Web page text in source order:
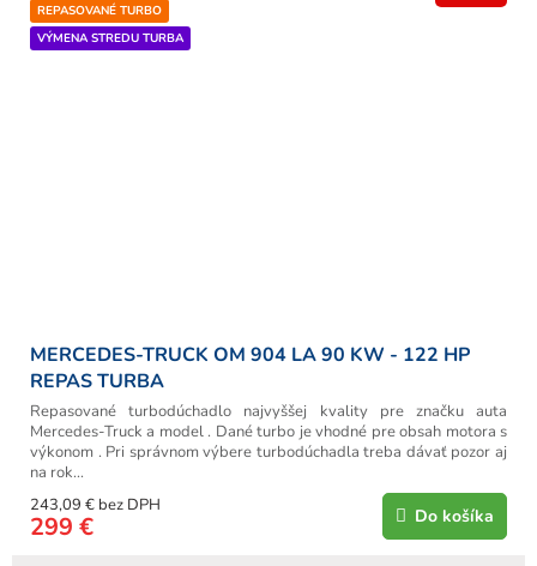
REPASOVANÉ TURBO
VÝMENA STREDU TURBA
MERCEDES-TRUCK OM 904 LA 90 KW - 122 HP
REPAS TURBA
243,09 € bez DPH
299 € Do košíka
Repasované turbodúchadlo najvyššej kvality pre značku auta
Mercedes-Truck a model . Dané turbo je vhodné pre obsah motora s
výkonom . Pri správnom výbere turbodúchadla treba dávať pozor aj
na rok...